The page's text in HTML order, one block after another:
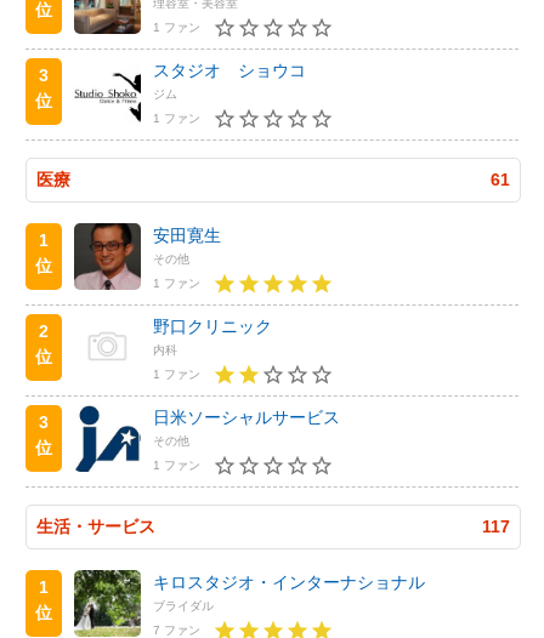
位
1 ファン
3
位
スタジオ ショウコ
ジム
1 ファン
医療 61
1
位
安田寛生
その他
1 ファン
2
位
野口クリニック
内科
1 ファン
3
位
日米ソーシャルサービス
その他
1 ファン
生活・サービス 117
1
位
キロスタジオ・インターナショナル
ブライダル
7 ファン